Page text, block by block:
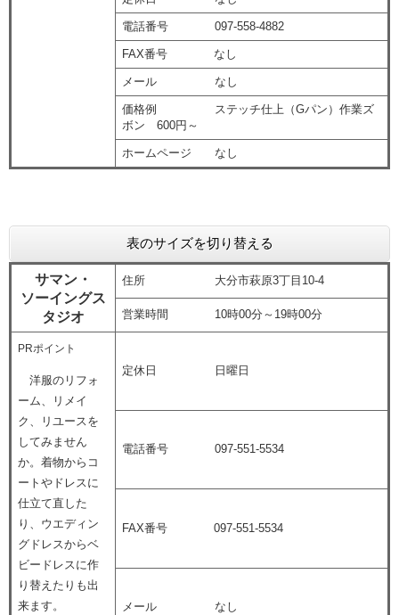
電話番号 097-558-4882
FAX番号 なし
メール なし
価格例 ステッチ仕上（Gパン）作業ズ
ボン 600円～
ホームページ なし
表のサイズを切り替える
サマン・
ソーイングス
タジオ
住所 大分市萩原3丁目10-4
営業時間 10時00分～19時00分
PRポイント
洋服のリフォ
ーム、リメイ
ク、リユースを
してみません
か。着物からコ
ートやドレスに
仕立て直した
り、ウエディン
グドレスからベ
ビードレスに作
り替えたりも出
来ます。
定休日 日曜日
電話番号 097-551-5534
FAX番号 097-551-5534
メール なし